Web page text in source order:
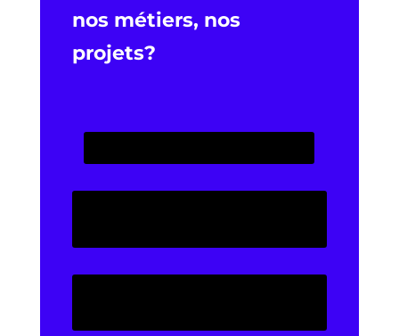
nos métiers, nos
projets?